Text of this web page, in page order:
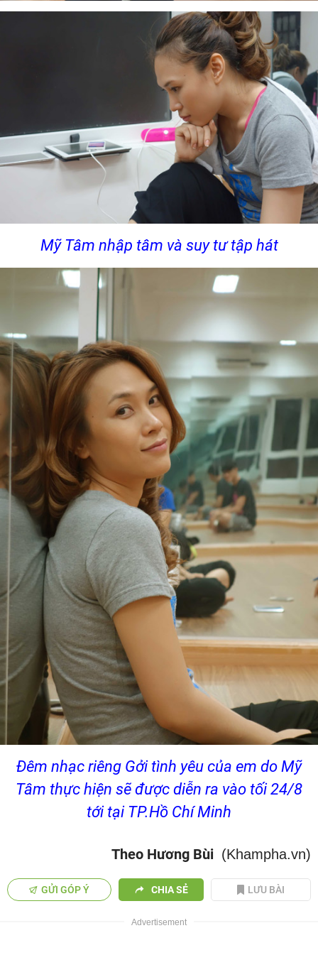
Mỹ Tâm nhập tâm và suy tư tập hát
Đêm nhạc riêng Gởi tình yêu của em do Mỹ
Tâm thực hiện sẽ được diễn ra vào tối 24/8
tới tại TP.Hồ Chí Minh
Theo Hương Bùi (Khampha.vn)
GỬI GÓP Ý CHIA SẺ LƯU BÀI